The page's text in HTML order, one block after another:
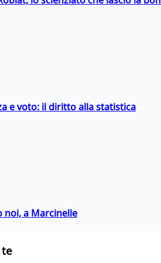
e voto: il diritto alla statistica
noi, a Marcinelle